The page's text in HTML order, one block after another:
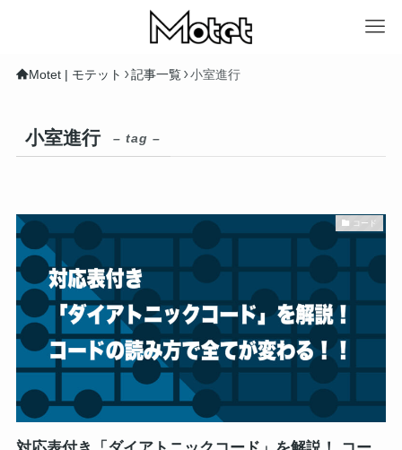
Motet | モテット 記事一覧 小室進行
小室進行 – tag –
コード